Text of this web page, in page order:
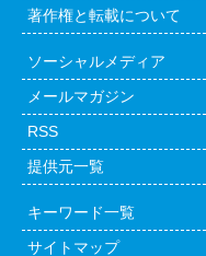
著作権と転載について
ソーシャルメディア
メールマガジン
RSS
提供元一覧
キーワード一覧
サイトマップ